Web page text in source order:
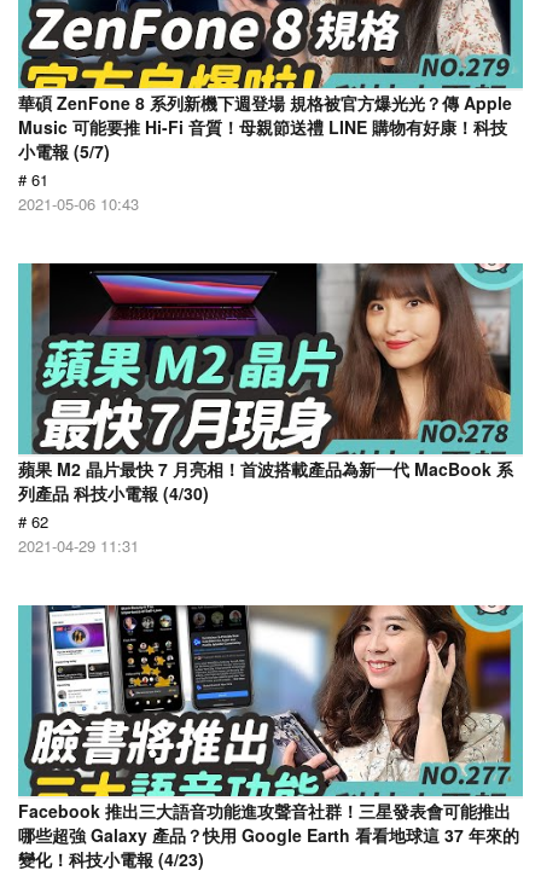
華碩 ZenFone 8 系列新機下週登場 規格被官方爆光光？傳 Apple
Music 可能要推 Hi-Fi 音質！母親節送禮 LINE 購物有好康！科技
小電報 (5/7)
# 61
2021-05-06 10:43
蘋果 M2 晶片最快 7 月亮相！首波搭載產品為新一代 MacBook 系
列產品 科技小電報 (4/30)
# 62
2021-04-29 11:31
Facebook 推出三大語音功能進攻聲音社群！三星發表會可能推出
哪些超強 Galaxy 產品？快用 Google Earth 看看地球這 37 年來的
變化！科技小電報 (4/23)